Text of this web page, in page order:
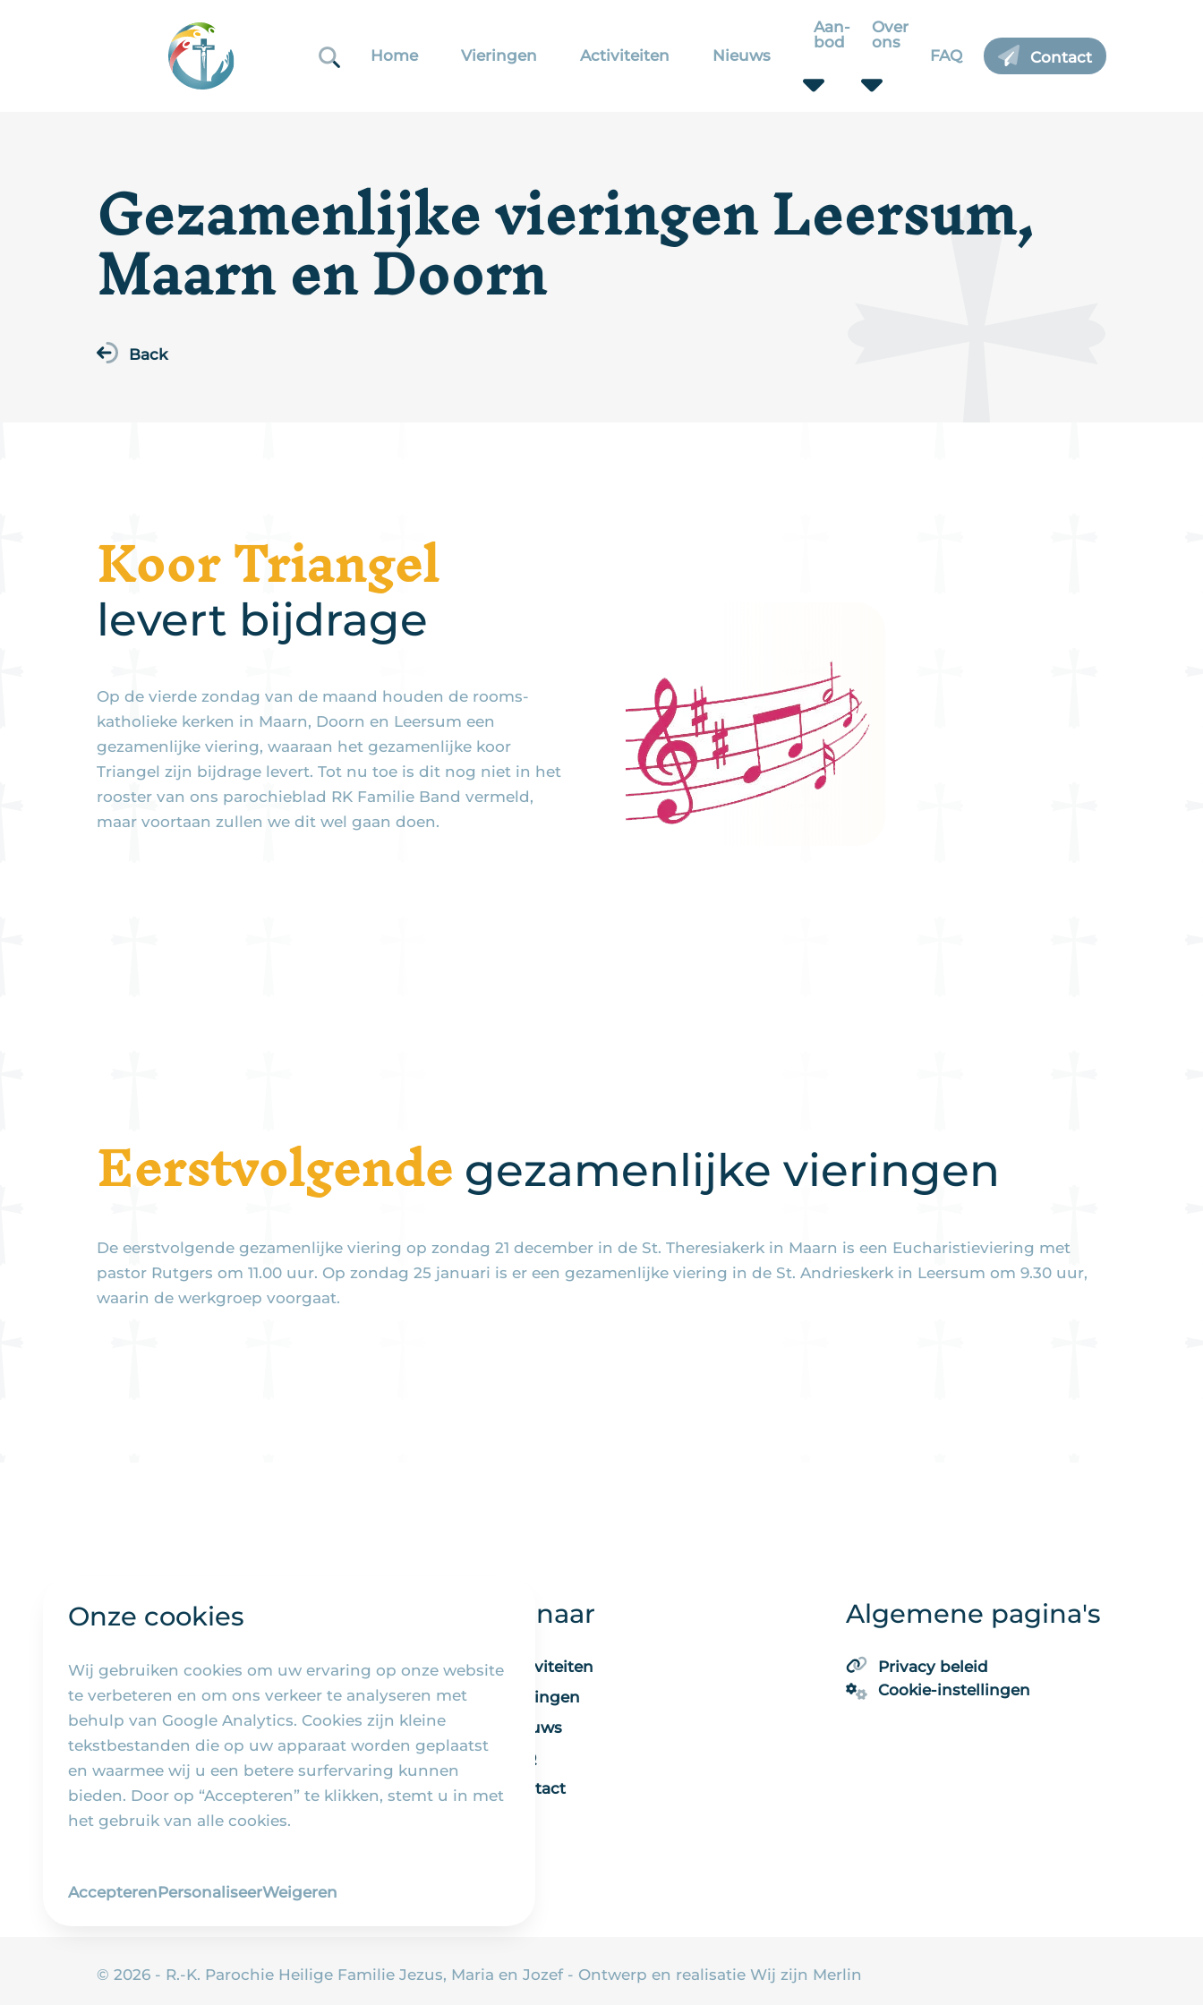
Home Vieringen Activiteiten Nieuws
Aan-
bod
Over
ons
FAQ Contact
Onze cookies
Wij gebruiken cookies om uw ervaring op onze website
te verbeteren en om ons verkeer te analyseren met
behulp van Google Analytics. Cookies zijn kleine
tekstbestanden die op uw apparaat worden geplaatst
en waarmee wij u een betere surfervaring kunnen
bieden. Door op “Accepteren” te klikken, stemt u in met
het gebruik van alle cookies.
AccepterenPersonaliseerWeigeren
Gezamenlijke vieringen Leersum,
Maarn en Doorn
Back
Koor Triangel
levert bijdrage
Op de vierde zondag van de maand houden de rooms-
katholieke kerken in Maarn, Doorn en Leersum een
gezamenlijke viering, waaraan het gezamenlijke koor
Triangel zijn bijdrage levert. Tot nu toe is dit nog niet in het
rooster van ons parochieblad RK Familie Band vermeld,
maar voortaan zullen we dit wel gaan doen.
Eerstvolgende gezamenlijke vieringen
De eerstvolgende gezamenlijke viering op zondag 21 december in de St. Theresiakerk in Maarn is een Eucharistieviering met
pastor Rutgers om 11.00 uur. Op zondag 25 januari is er een gezamenlijke viering in de St. Andrieskerk in Leersum om 9.30 uur,
waarin de werkgroep voorgaat.
Snel naar
Activiteiten
Vieringen
Nieuws
FAQ
Contact
Algemene pagina's
Privacy beleid
Cookie-instellingen
© 2026 - R.-K. Parochie Heilige Familie Jezus, Maria en Jozef - Ontwerp en realisatieWij zijn Merlin